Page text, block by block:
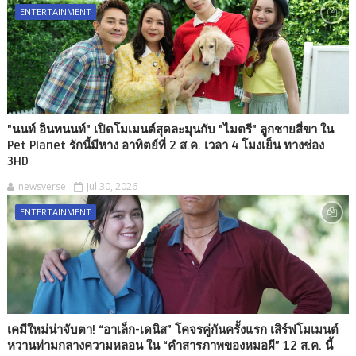
ENTERTAINMENT
"นนท์ อินทนนท์" เปิดโมเมนต์สุดละมุนกับ "ไมตรี" ลูกชายสี่ขา ใน
Pet Planet รักนี้มีหาง อาทิตย์ที่ 2 ส.ค. เวลา 4 โมงเย็น ทางช่อง
3HD
newsverse Jul 30, 2026
ENTERTAINMENT
เคมีใหม่น่าจับตา! “อาเล็ก-เดนิส” โคจรคู่กันครั้งแรก เสิร์ฟโมเมนต์
หวานท่ามกลางความหลอน ใน “คำสารภาพของหมอผี” 12 ส.ค. นี้